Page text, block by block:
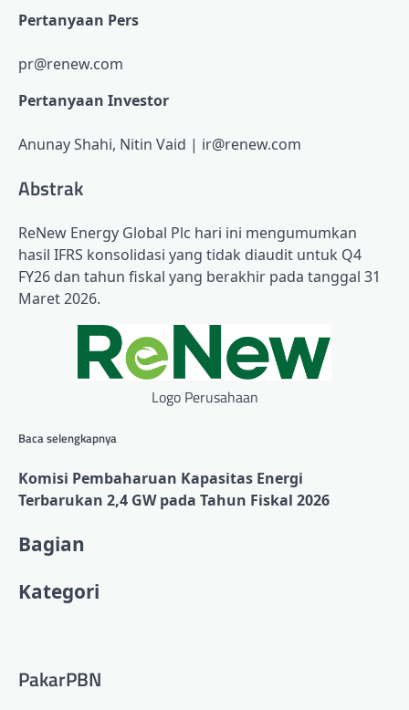
Pertanyaan Pers
pr@renew.com
Pertanyaan Investor
Anunay Shahi, Nitin Vaid | ir@renew.com
Abstrak
ReNew Energy Global Plc hari ini mengumumkan
hasil IFRS konsolidasi yang tidak diaudit untuk Q4
FY26 dan tahun fiskal yang berakhir pada tanggal 31
Maret 2026.
Logo Perusahaan
Baca selengkapnya
Komisi Pembaharuan Kapasitas Energi
Terbarukan 2,4 GW pada Tahun Fiskal 2026
Konten
diberi
Bagian
Kategori
PakarPBN